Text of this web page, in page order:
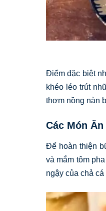
Điểm đặc biệt
khéo léo trút
thơm nồng nàn
Các Món
Để hoàn thiện
và mắm tôm
ngậy của chả